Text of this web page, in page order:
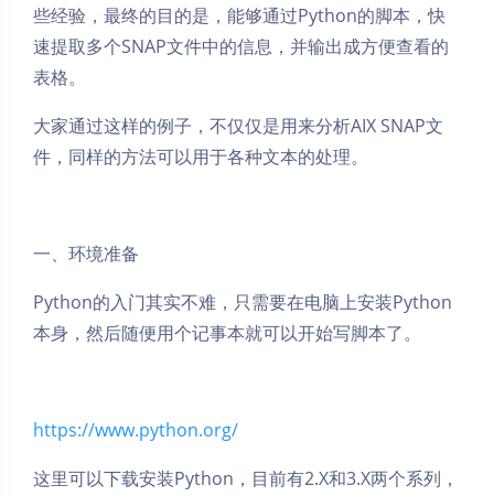
些经验，最终的目的是，能够通过Python的脚本，快
速提取多个SNAP文件中的信息，并输出成方便查看的
表格。
大家通过这样的例子，不仅仅是用来分析AIX SNAP文
件，同样的方法可以用于各种文本的处理。
一、环境准备
Python的入门其实不难，只需要在电脑上安装Python
本身，然后随便用个记事本就可以开始写脚本了。
https://www.python.org/
这里可以下载安装Python，目前有2.X和3.X两个系列，